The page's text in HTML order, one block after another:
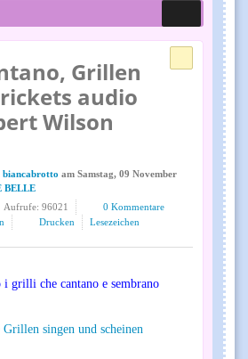
Grillen
audio
Wilson
biancabrotto am Samstag, 09 November
BELLE
Aufrufe: 96021
0 Kommentare
Drucken Lesezeichen
grilli che cantano e sembrano
Grillen singen und scheinen